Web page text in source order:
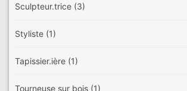
Sculpteur.trice (3)
Styliste (1)
Tapissier.ière (1)
Tourneuse sur bois (1)